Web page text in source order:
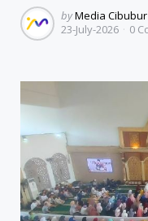
Posted
by
byMedia Cibubur
23-July-2026
0